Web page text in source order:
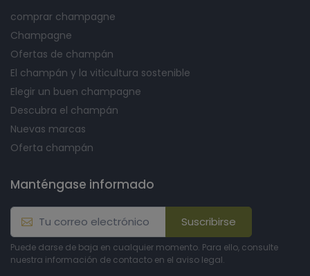
comprar champagne
Champagne
Ofertas de champán
El champán y la viticultura sostenible
Elegir un buen champagne
Descubra el champán
Nuevas marcas
Oferta champán
Manténgase informado
Suscribirse
Puede darse de baja en cualquier momento. Para ello, consulte
nuestra información de contacto en el aviso legal.